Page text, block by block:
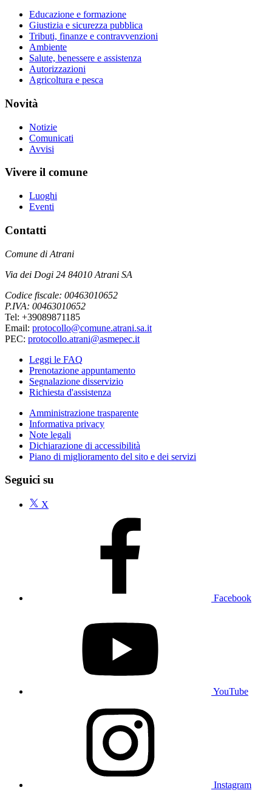
Educazione e formazione
Giustizia e sicurezza pubblica
Tributi, finanze e contravvenzioni
Ambiente
Salute, benessere e assistenza
Autorizzazioni
Agricoltura e pesca
Novità
Notizie
Comunicati
Avvisi
Vivere il comune
Luoghi
Eventi
Contatti
Comune di Atrani
Via dei Dogi 24 84010 Atrani SA
Codice fiscale: 00463010652
P.IVA: 00463010652
Tel: +39089871185
Email: protocollo@comune.atrani.sa.it
PEC: protocollo.atrani@asmepec.it
Leggi le FAQ
Prenotazione appuntamento
Segnalazione disservizio
Richiesta d'assistenza
Amministrazione trasparente
Informativa privacy
Note legali
Dichiarazione di accessibilità
Piano di miglioramento del sito e dei servizi
Seguici su
X
Facebook
YouTube
Instagram